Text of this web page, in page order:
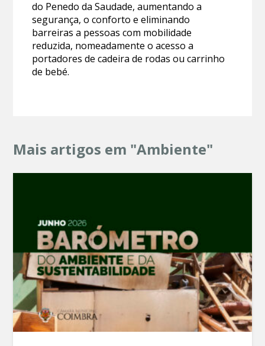
do Penedo da Saudade, aumentando a
segurança, o conforto e eliminando
barreiras a pessoas com mobilidade
reduzida, nomeadamente o acesso a
portadores de cadeira de rodas ou carrinho
de bebé.
Mais artigos em "Ambiente"